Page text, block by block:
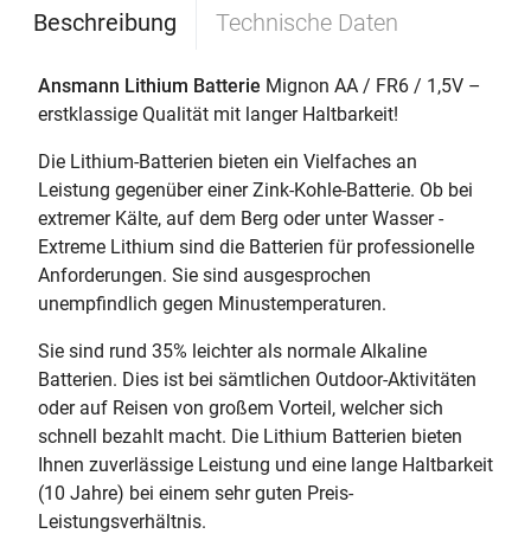
Beschreibung Technische Daten
Ansmann Lithium Batterie Mignon AA / FR6 / 1,5V –
erstklassige Qualität mit langer Haltbarkeit!
Die Lithium-Batterien bieten ein Vielfaches an
Leistung gegenüber einer Zink-Kohle-Batterie. Ob bei
extremer Kälte, auf dem Berg oder unter Wasser -
Extreme Lithium sind die Batterien für professionelle
Anforderungen. Sie sind ausgesprochen
unempfindlich gegen Minustemperaturen.
Sie sind rund 35% leichter als normale Alkaline
Batterien. Dies ist bei sämtlichen Outdoor-Aktivitäten
oder auf Reisen von großem Vorteil, welcher sich
schnell bezahlt macht. Die Lithium Batterien bieten
Ihnen zuverlässige Leistung und eine lange Haltbarkeit
(10 Jahre) bei einem sehr guten Preis-
Leistungsverhältnis.